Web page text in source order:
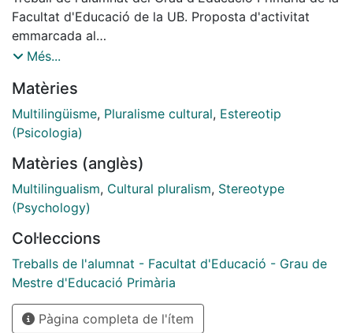
diferents alhora.
Facultat d'Educació de la UB. Proposta d'activitat
emmarcada al
projecte de recerca EDU201S-69332-R "Desarrollo de
para la educación multilingüe". Any: 2017. Tutors: Juli
Palou i Margarida Cambra
Més...
Matèries
Multilingüisme, Pluralisme cultural, Estereotip
(Psicologia)
Matèries (anglès)
Multilingualism, Cultural pluralism, Stereotype
(Psychology)
Col·leccions
Treballs de l'alumnat - Facultat d'Educació - Grau de
Mestre d'Educació Primària
Pàgina completa de l'ítem